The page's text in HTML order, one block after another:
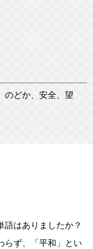
のどか、安全、望
語はありましたか？
らず、「平和」とい